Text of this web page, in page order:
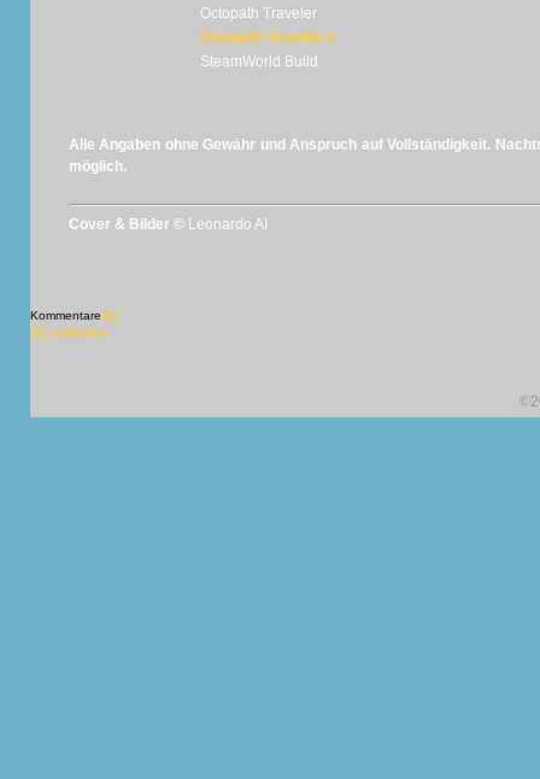
Octopath Traveler
Octopath Traveler 2
SteamWorld Build
Alle Angaben ohne Gewähr und Anspruch auf Vollständigkeit.
möglich.
Cover & Bilder © Leonardo AI
Kommentare[X]
[X] schließen